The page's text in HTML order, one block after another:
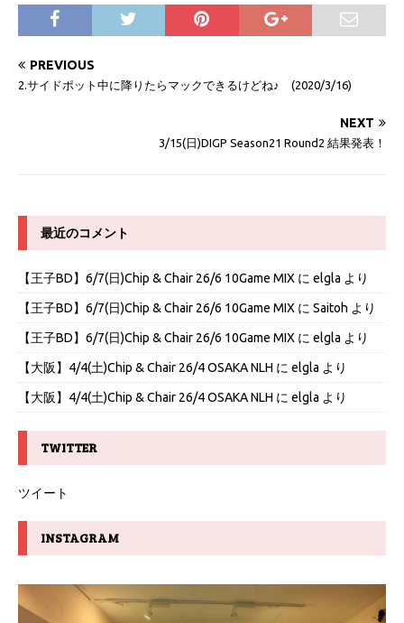
PREVIOUS
2.サイドポット中に降りたらマックできるけどね♪ (2020/3/16)
NEXT
3/15(日)DIGP Season21 Round2 結果発表！
最近のコメント
【王子BD】6/7(日)Chip & Chair 26/6 10Game MIX に elgla より
【王子BD】6/7(日)Chip & Chair 26/6 10Game MIX に Saitoh より
【王子BD】6/7(日)Chip & Chair 26/6 10Game MIX に elgla より
【大阪】4/4(土)Chip & Chair 26/4 OSAKA NLH に elgla より
【大阪】4/4(土)Chip & Chair 26/4 OSAKA NLH に elgla より
TWITTER
ツイート
INSTAGRAM